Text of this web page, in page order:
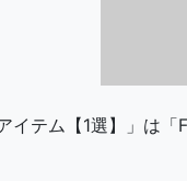
イテム【1選】」は